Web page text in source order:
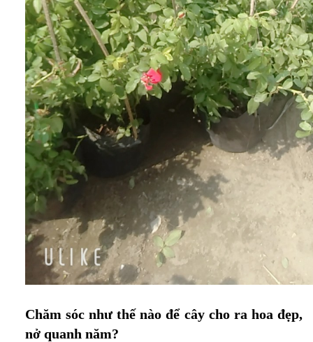
Chăm sóc như thế nào để cây cho ra hoa đẹp,
nở quanh năm?